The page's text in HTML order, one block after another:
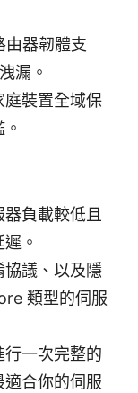
器韌體支
漏。
庭裝置全域保
負載較低且
。
協議、以及隱
類型的伺服
一次完整的
合你的伺服